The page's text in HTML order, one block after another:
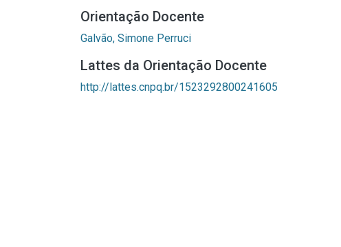
Orientação Docente
Galvão, Simone Perruci
Lattes da Orientação Docente
http://lattes.cnpq.br/1523292800241605